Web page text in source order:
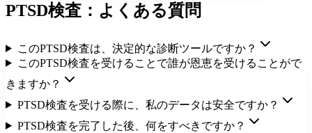
PTSD検査：よくある質問
このPTSD検査は、決定的な診断ツールですか？
このPTSD検査を受けることで誰が恩恵を受けることがで
きますか？
PTSD検査を受ける際に、私のデータは安全ですか？
PTSD検査を完了した後、何をすべきですか？